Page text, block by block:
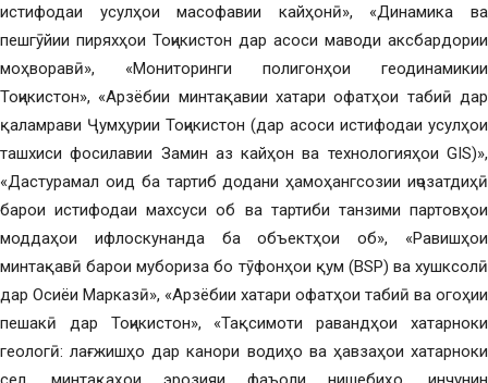
истифодаи усулҳои масофавии кайҳонӣ», «Динамика ва
пешгӯйии пиряхҳои Тоҷикистон дар асоси маводи аксбардории
моҳворавӣ», «Мониторинги полигонҳои геодинамикии
Тоҷикистон», «Арзёбии минтақавии хатари офатҳои табиӣ дар
қаламрави Ҷумҳурии Тоҷикистон (дар асоси истифодаи усулҳои
ташхиси фосилавии Замин аз кайҳон ва технологияҳои GIS)»,
«Дастурамал оид ба тартиб додани ҳамоҳангсозии иҷозатдиҳӣ
барои истифодаи махсуси об ва тартиби танзими партовҳои
моддаҳои ифлоскунанда ба объектҳои об», «Равишҳои
минтақавӣ барои мубориза бо тӯфонҳои қум (BSP) ва хушксолӣ
дар Осиёи Марказӣ», «Арзёбии хатари офатҳои табиӣ ва огоҳии
пешакӣ дар Тоҷикистон», «Тақсимоти равандҳои хатарноки
геологӣ: лағжишҳо дар канори водиҳо ва ҳавзаҳои хатарноки